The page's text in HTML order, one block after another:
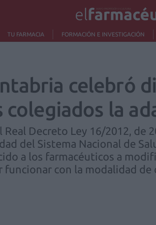
TU FARMACIA FORMACIÓN E INVESTIGACIÓN
celebró
colegiados la
Real Decreto Ley 16/2012, de
del Sistema Nacional de
a los farmacéuticos a
con la modalidad de